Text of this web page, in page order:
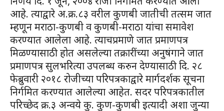
आहे. त्याद्वारे अ.क्र.८३ वरील कुणबी जातीची तत्सम जात
म्हणून मराठा-कुणबी व कुणबी-मराठा यांचा समावेश
करण्यात आलेला आहे. त्याचप्रमाणे जात प्रमाणपत्र
मिळण्यासाठी होत असलेल्या तक्रारींच्या अनुषंगाने जात
प्रमाणपत्र सुलभरित्या उपलब्ध करुन देण्यासाठी दि. २८
फेब्रुवारी २०१८ रोजीच्या परिपत्रकाद्वारे मार्गदर्शक सूचना
निर्गमित करण्यात आलेल्या आहेत. सदर परिपत्रकातील
परिच्छेद क्र.३ अन्वये कु. कुण-कुणबी इत्यादी अशा जुन्या